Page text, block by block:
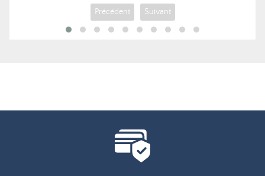
Précédent Suivant